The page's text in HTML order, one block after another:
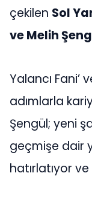
çekilen Sol
ve Melih
Yalancı Fani’
adımlarla
Şengül; yeni
geçmişe dair
hatırlatıyor ve